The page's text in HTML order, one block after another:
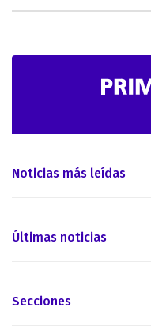
Noticias más leídas
Últimas noticias
Secciones